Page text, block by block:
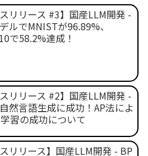
スリリース #3】国産LLM開発 -
ルでMNISTが96.89%、
で58.2%達成！
スリリース #2】国産LLM開発 -
然言語生成に成功！AP法によ
習の成功について
スリリース】国産LLM開発 - BP